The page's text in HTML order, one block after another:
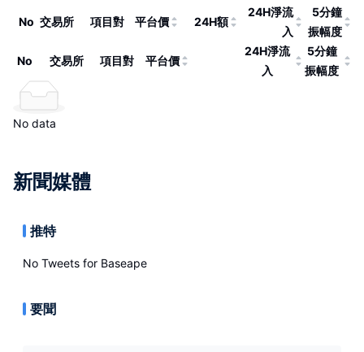
No 交易所 項目對 平台價 24H額
24H淨流
入
5分鐘
振幅度
No 交易所 項目對 平台價
24H淨流
入
5分鐘
振幅度
No data
新聞媒體
推特
No Tweets for Baseape
要聞